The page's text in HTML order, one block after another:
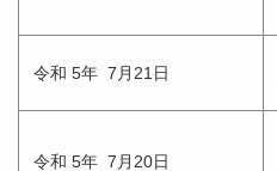
令和 5年 7月21日
令和 5年 7月20日